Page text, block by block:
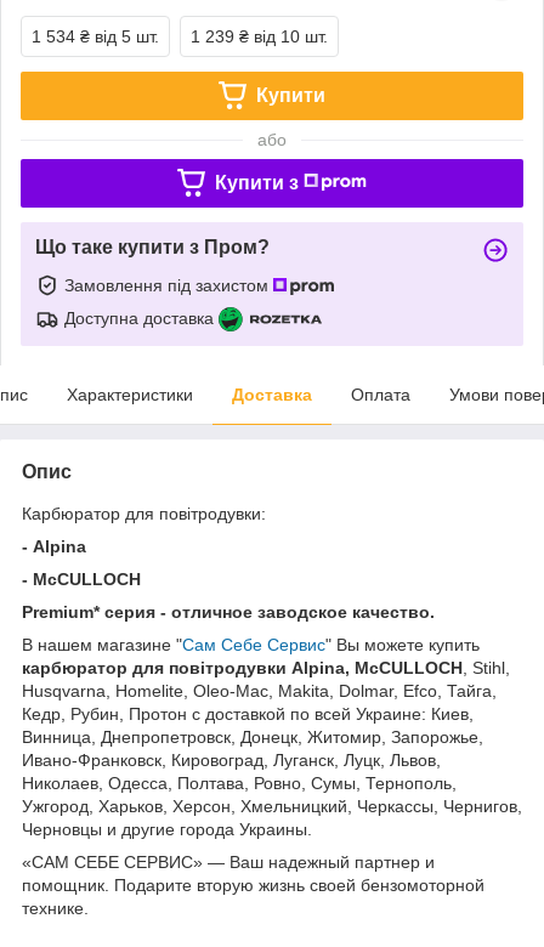
1 534 ₴ від 5 шт. 1 239 ₴ від 10 шт.
Купити
або
Купити з
Що таке купити з Пром?
Замовлення під захистом
Доступна доставка
Характеристики Доставка Оплата Умови
Опис
Карбюратор для повітродувки:
- Alpina
- McCULLOCH
Premium* серия - отличное заводское качество.
В нашем магазине "Сам Себе Сервис" Вы можете купить
карбюратор для повітродувки Alpina, McCULLOCH , Stihl,
Husqvarna, Homelite, Oleo-Mac, Makita, Dolmar, Efco, Тайга,
Кедр, Рубин, Протон с доставкой по всей Украине: Киев,
Винница, Днепропетровск, Донецк, Житомир, Запорожье,
Ивано-Франковск, Кировоград, Луганск, Луцк, Львов,
Николаев, Одесса, Полтава, Ровно, Сумы, Тернополь,
Ужгород, Харьков, Херсон, Хмельницкий, Черкассы, Чернигов,
Черновцы и другие города Украины.
«САМ СЕБЕ СЕРВИС» — Ваш надежный партнер и
помощник. Подарите вторую жизнь своей бензомоторной
технике.